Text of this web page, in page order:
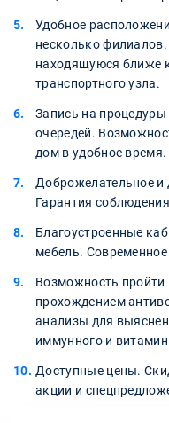
Удобное
несколько
находящуюся ближе
транспортного узла.
Запись на процедуры
очередей.
дом в удобное время.
Доброжелательное и
Гарантия
Благоустроенные
мебель.
Возможность пройти
прохождением
анализы для
иммунного и
Доступные цены.
акции и